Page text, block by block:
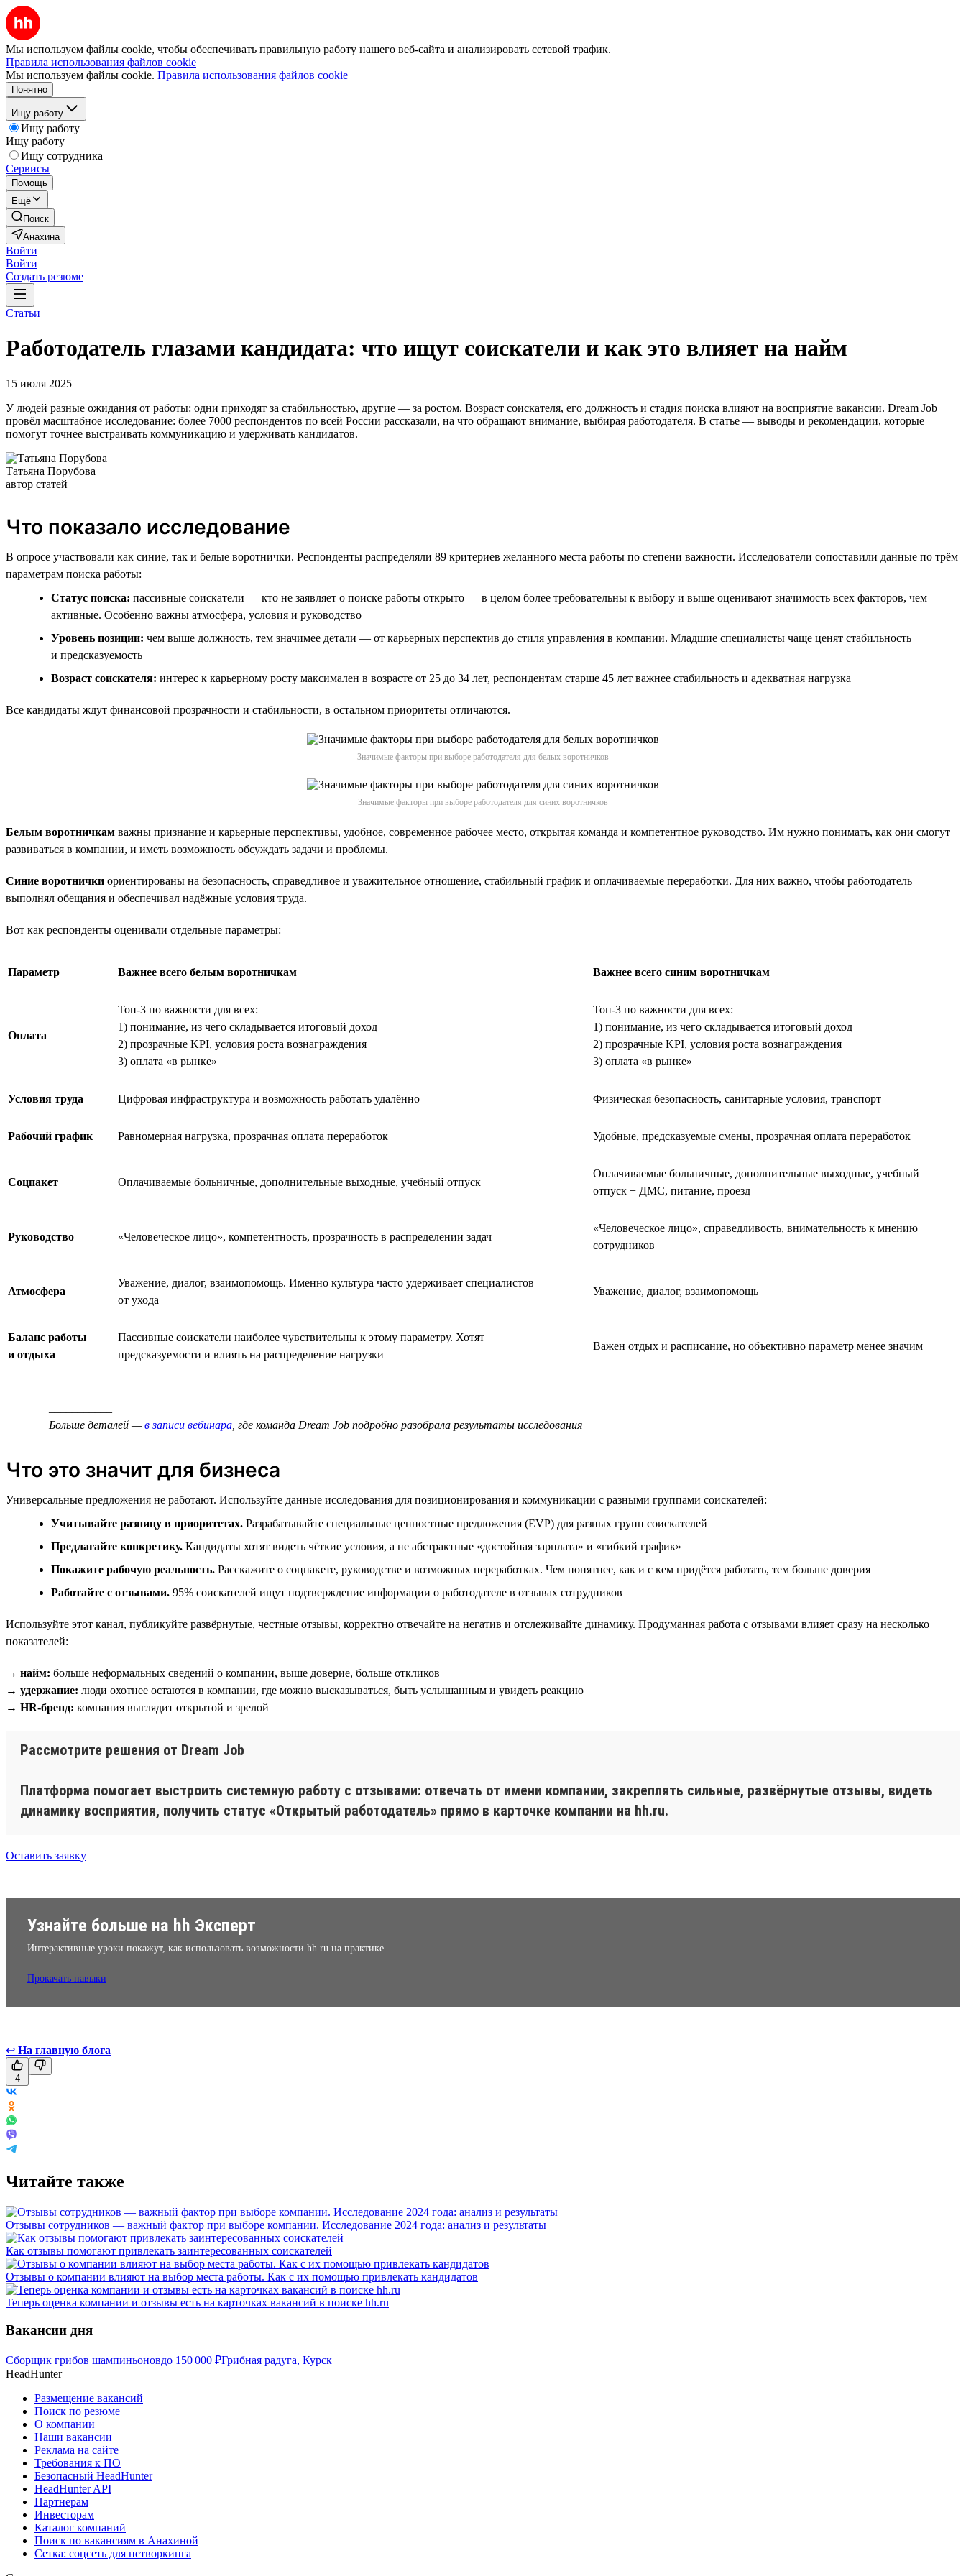
Мы используем файлы cookie, чтобы обеспечивать правильную работу нашего веб-сайта и анализировать сетевой трафик.
Правила использования файлов cookie
Мы используем файлы cookie. Правила использования файлов cookie
Понятно
Ищу работу
Ищу работу
Ищу работу
Ищу сотрудника
Сервисы
Помощь
Ещё
Поиск
Анахина
Войти
Войти
Создать резюме
Статьи
Работодатель глазами кандидата: что ищут соискатели и как это влияет на найм
15 июля 2025
У людей разные ожидания от работы: одни приходят за стабильностью, другие — за ростом. Возраст соискателя, его должность и стадия поиска влияют на восприятие вакансии. Dream Job
провёл масштабное исследование: более 7000 респондентов по всей России рассказали, на что обращают внимание, выбирая работодателя. В статье — выводы и рекомендации, которые
помогут точнее выстраивать коммуникацию и удерживать кандидатов.
Татьяна Порубова
автор статей
Что показало исследование
В опросе участвовали как синие, так и белые воротнички. Респонденты распределяли 89 критериев желанного места работы по степени важности. Исследователи сопоставили данные по трём
параметрам поиска работы:
Статус поиска: пассивные соискатели — кто не заявляет о поиске работы открыто — в целом более требовательны к выбору и выше оценивают значимость всех факторов, чем
активные. Особенно важны атмосфера, условия и руководство
Уровень позиции: чем выше должность, тем значимее детали — от карьерных перспектив до стиля управления в компании. Младшие специалисты чаще ценят стабильность
и предсказуемость
Возраст соискателя: интерес к карьерному росту максимален в возрасте от 25 до 34 лет, респондентам старше 45 лет важнее стабильность и адекватная нагрузка
Все кандидаты ждут финансовой прозрачности и стабильности, в остальном приоритеты отличаются.
Значимые факторы при выборе работодателя для белых воротничков
Значимые факторы при выборе работодателя для синих воротничков
Белым воротничкам важны признание и карьерные перспективы, удобное, современное рабочее место, открытая команда и компетентное руководство. Им нужно понимать, как они смогут
развиваться в компании, и иметь возможность обсуждать задачи и проблемы.
Синие воротнички ориентированы на безопасность, справедливое и уважительное отношение, стабильный график и оплачиваемые переработки. Для них важно, чтобы работодатель
выполнял обещания и обеспечивал надёжные условия труда.
Вот как респонденты оценивали отдельные параметры:
Параметр Важнее всего белым воротничкам Важнее всего синим воротничкам
Оплата
Топ-3 по важности для всех:
1) понимание, из чего складывается итоговый доход
2) прозрачные KPI, условия роста вознаграждения
3) оплата «в рынке»
Топ-3 по важности для всех:
1) понимание, из чего складывается итоговый доход
2) прозрачные KPI, условия роста вознаграждения
3) оплата «в рынке»
Условия труда Цифровая инфраструктура и возможность работать удалённо Физическая безопасность, санитарные условия, транспорт
Рабочий график Равномерная нагрузка, прозрачная оплата переработок Удобные, предсказуемые смены, прозрачная оплата переработок
Соцпакет Оплачиваемые больничные, дополнительные выходные, учебный отпуск
Оплачиваемые больничные, дополнительные выходные, учебный
отпуск + ДМС, питание, проезд
Руководство «Человеческое лицо», компетентность, прозрачность в распределении задач
«Человеческое лицо», справедливость, внимательность к мнению
сотрудников
Атмосфера
Уважение, диалог, взаимопомощь. Именно культура часто удерживает специалистов
от ухода
Уважение, диалог, взаимопомощь
Баланс работы
и отдыха
Пассивные соискатели наиболее чувствительны к этому параметру. Хотят
предсказуемости и влиять на распределение нагрузки
Важен отдых и расписание, но объективно параметр менее значим
Больше деталей —в записи вебинара , где команда Dream Job подробно разобрала результаты исследования
Что это значит для бизнеса
Универсальные предложения не работают. Используйте данные исследования для позиционирования и коммуникации с разными группами соискателей:
Учитывайте разницу в приоритетах. Разрабатывайте специальные ценностные предложения (EVP) для разных групп соискателей
Предлагайте конкретику. Кандидаты хотят видеть чёткие условия, а не абстрактные «достойная зарплата» и «гибкий график»
Покажите рабочую реальность. Расскажите о соцпакете, руководстве и возможных переработках. Чем понятнее, как и с кем придётся работать, тем больше доверия
Работайте с отзывами. 95% соискателей ищут подтверждение информации о работодателе в отзывах сотрудников
Используйте этот канал, публикуйте развёрнутые, честные отзывы, корректно отвечайте на негатив и отслеживайте динамику. Продуманная работа с отзывами влияет сразу на несколько
показателей:
→ найм: больше неформальных сведений о компании, выше доверие, больше откликов
→ удержание: люди охотнее остаются в компании, где можно высказываться, быть услышанным и увидеть реакцию
→ HR-бренд: компания выглядит открытой и зрелой
Рассмотрите решения от Dream Job
Платформа помогает выстроить системную работу с отзывами: отвечать от имени компании, закреплять сильные, развёрнутые отзывы, видеть
динамику восприятия, получить статус «Открытый работодатель» прямо в карточке компании на hh.ru.
Оставить заявку
Узнайте больше на hh Эксперт
Интерактивные уроки покажут, как использовать возможности hh.ru на практике
Прокачать навыки
↩ На главную блога
4
Читайте также
Отзывы сотрудников — важный фактор при выборе компании. Исследование 2024 года: анализ и результаты
Как отзывы помогают привлекать заинтересованных соискателей
Отзывы о компании влияют на выбор места работы. Как с их помощью привлекать кандидатов
Теперь оценка компании и отзывы есть на карточках вакансий в поиске hh.ru
Вакансии дня
Сборщик грибов шампиньоновдо 150 000 ₽Грибная радуга, Курск
HeadHunter
Размещение вакансий
Поиск по резюме
О компании
Наши вакансии
Реклама на сайте
Требования к ПО
Безопасный HeadHunter
HeadHunter API
Партнерам
Инвесторам
Каталог компаний
Поиск по вакансиям в Анахиной
Сетка: соцсеть для нетворкинга